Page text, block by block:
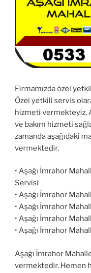
Firmamızda özel
Özel yetkili servis
hizmeti vermekteyiz.
ve bakım hizmeti
zamanda aşağıdaki
vermektedir.
• Aşağı İmrahor
Servisi
• Aşağı İmrahor
• Aşağı İmrahor
• Aşağı İmrahor
• Aşağı İmrahor
Aşağı İmrahor
vermektedir. Hemen